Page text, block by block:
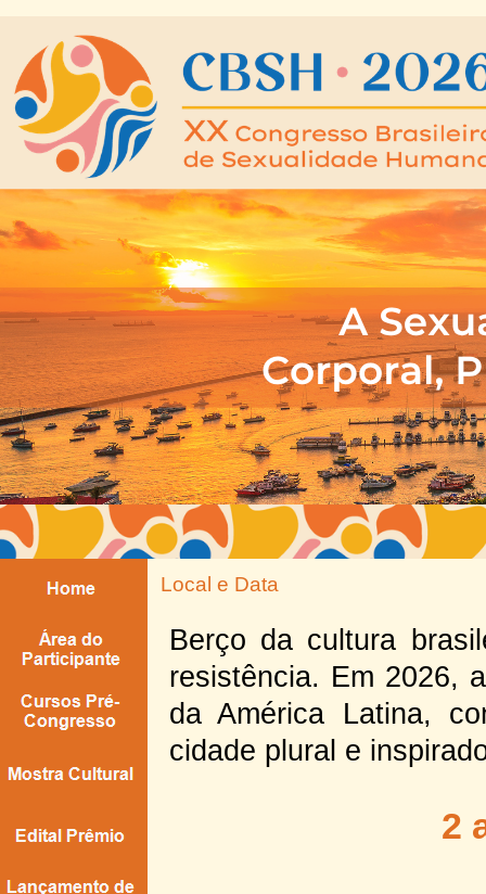
Local e Data
Berço da cultura
resistência. Em 2026,
da América Latina,
cidade plural e
2